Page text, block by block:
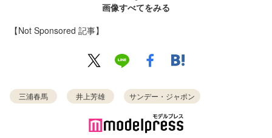
画像すべてをみる
【Not Sponsored 記事】
三浦春馬 井上芳雄 サンデー・ジャポン